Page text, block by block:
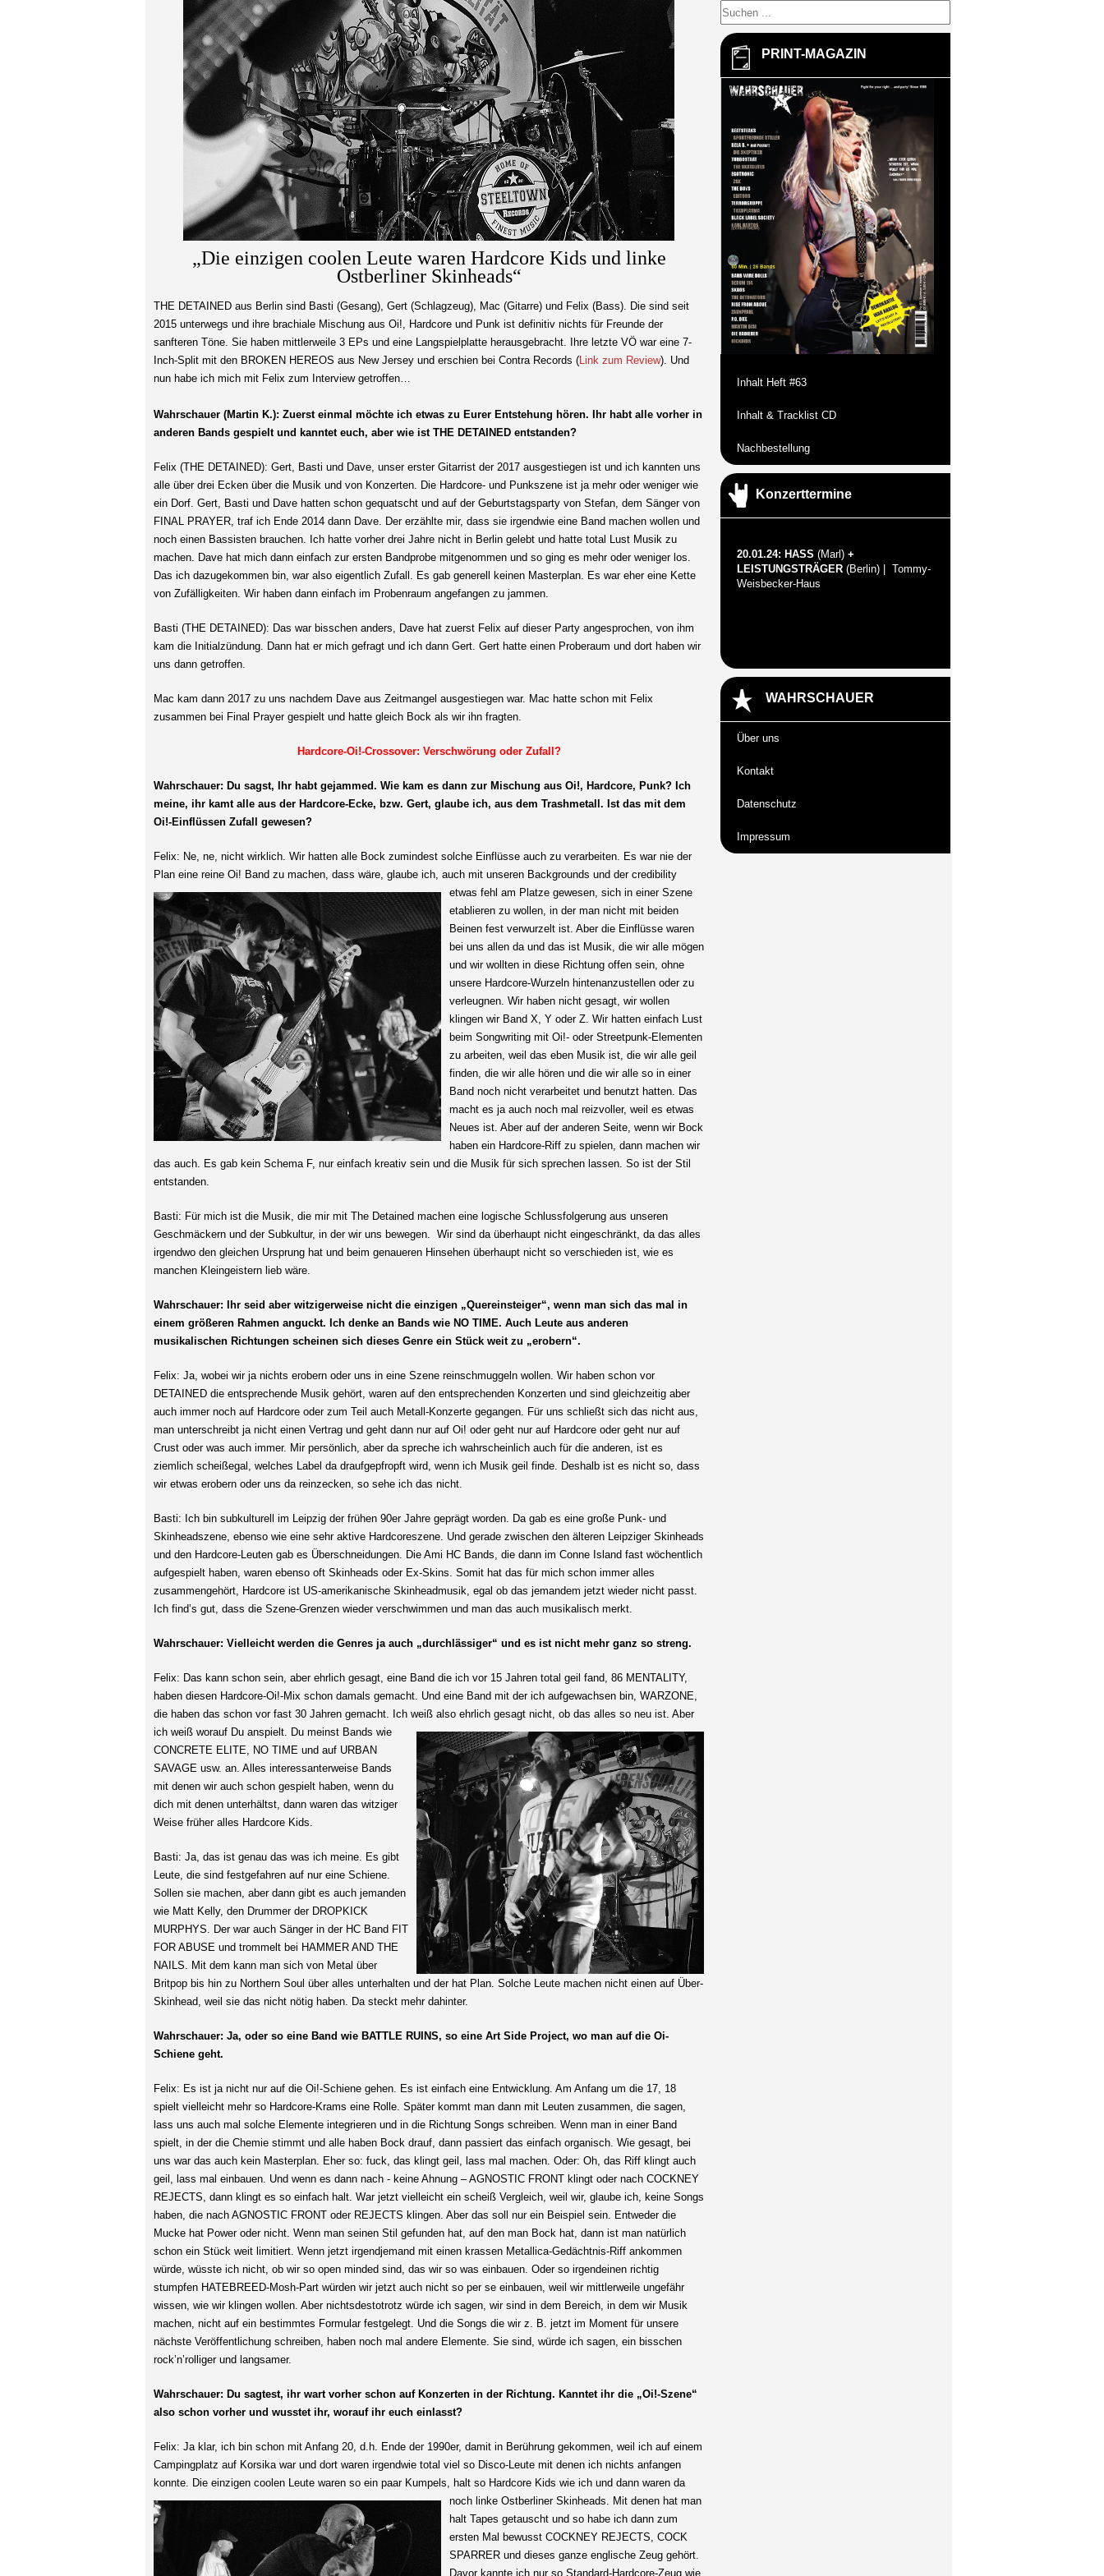
„Die einzigen coolen Leute waren Hardcore Kids und linke
Ostberliner Skinheads“
THE DETAINED aus Berlin sind Basti (Gesang), Gert (Schlagzeug), Mac (Gitarre) und Felix (Bass). Die sind seit
2015 unterwegs und ihre brachiale Mischung aus Oi!, Hardcore und Punk ist definitiv nichts für Freunde der
sanfteren Töne. Sie haben mittlerweile 3 EPs und eine Langspielplatte herausgebracht. Ihre letzte VÖ war eine 7-
Inch-Split mit den BROKEN HEREOS aus New Jersey und erschien bei Contra Records (Link zum Review). Und
nun habe ich mich mit Felix zum Interview getroffen…
Wahrschauer (Martin K.): Zuerst einmal möchte ich etwas zu Eurer Entstehung hören. Ihr habt alle vorher in
anderen Bands gespielt und kanntet euch, aber wie ist THE DETAINED entstanden?
Felix (THE DETAINED): Gert, Basti und Dave, unser erster Gitarrist der 2017 ausgestiegen ist und ich kannten uns
alle über drei Ecken über die Musik und von Konzerten. Die Hardcore- und Punkszene ist ja mehr oder weniger wie
ein Dorf. Gert, Basti und Dave hatten schon gequatscht und auf der Geburtstagsparty von Stefan, dem Sänger von
FINAL PRAYER, traf ich Ende 2014 dann Dave. Der erzählte mir, dass sie irgendwie eine Band machen wollen und
noch einen Bassisten brauchen. Ich hatte vorher drei Jahre nicht in Berlin gelebt und hatte total Lust Musik zu
machen. Dave hat mich dann einfach zur ersten Bandprobe mitgenommen und so ging es mehr oder weniger los.
Das ich dazugekommen bin, war also eigentlich Zufall. Es gab generell keinen Masterplan. Es war eher eine Kette
von Zufälligkeiten. Wir haben dann einfach im Probenraum angefangen zu jammen.
Basti (THE DETAINED): Das war bisschen anders, Dave hat zuerst Felix auf dieser Party angesprochen, von ihm
kam die Initialzündung. Dann hat er mich gefragt und ich dann Gert. Gert hatte einen Proberaum und dort haben wir
uns dann getroffen.
Mac kam dann 2017 zu uns nachdem Dave aus Zeitmangel ausgestiegen war. Mac hatte schon mit Felix
zusammen bei Final Prayer gespielt und hatte gleich Bock als wir ihn fragten.
Hardcore-Oi!-Crossover: Verschwörung oder Zufall?
Wahrschauer: Du sagst, Ihr habt gejammed. Wie kam es dann zur Mischung aus Oi!, Hardcore, Punk? Ich
meine, ihr kamt alle aus der Hardcore-Ecke, bzw. Gert, glaube ich, aus dem Trashmetall. Ist das mit dem
Oi!-Einflüssen Zufall gewesen?
Felix: Ne, ne, nicht wirklich. Wir hatten alle Bock zumindest solche Einflüsse auch zu verarbeiten. Es war nie der
Plan eine reine Oi! Band zu machen, dass wäre, glaube ich, auch mit unseren Backgrounds und der credibility
etwas fehl am Platze gewesen, sich in einer Szene
etablieren zu wollen, in der man nicht mit beiden
Beinen fest verwurzelt ist. Aber die Einflüsse waren
bei uns allen da und das ist Musik, die wir alle mögen
und wir wollten in diese Richtung offen sein, ohne
unsere Hardcore-Wurzeln hintenanzustellen oder zu
verleugnen. Wir haben nicht gesagt, wir wollen
klingen wir Band X, Y oder Z. Wir hatten einfach Lust
beim Songwriting mit Oi!- oder Streetpunk-Elementen
zu arbeiten, weil das eben Musik ist, die wir alle geil
finden, die wir alle hören und die wir alle so in einer
Band noch nicht verarbeitet und benutzt hatten. Das
macht es ja auch noch mal reizvoller, weil es etwas
Neues ist. Aber auf der anderen Seite, wenn wir Bock
haben ein Hardcore-Riff zu spielen, dann machen wir
das auch. Es gab kein Schema F, nur einfach kreativ sein und die Musik für sich sprechen lassen. So ist der Stil
entstanden.
Basti: Für mich ist die Musik, die mir mit The Detained machen eine logische Schlussfolgerung aus unseren
Geschmäckern und der Subkultur, in der wir uns bewegen. Wir sind da überhaupt nicht eingeschränkt, da das alles
irgendwo den gleichen Ursprung hat und beim genaueren Hinsehen überhaupt nicht so verschieden ist, wie es
manchen Kleingeistern lieb wäre.
Wahrschauer: Ihr seid aber witzigerweise nicht die einzigen „Quereinsteiger“, wenn man sich das mal in
einem größeren Rahmen anguckt. Ich denke an Bands wie NO TIME. Auch Leute aus anderen
musikalischen Richtungen scheinen sich dieses Genre ein Stück weit zu „erobern“.
Felix: Ja, wobei wir ja nichts erobern oder uns in eine Szene reinschmuggeln wollen. Wir haben schon vor
DETAINED die entsprechende Musik gehört, waren auf den entsprechenden Konzerten und sind gleichzeitig aber
auch immer noch auf Hardcore oder zum Teil auch Metall-Konzerte gegangen. Für uns schließt sich das nicht aus,
man unterschreibt ja nicht einen Vertrag und geht dann nur auf Oi! oder geht nur auf Hardcore oder geht nur auf
Crust oder was auch immer. Mir persönlich, aber da spreche ich wahrscheinlich auch für die anderen, ist es
ziemlich scheißegal, welches Label da draufgepfropft wird, wenn ich Musik geil finde. Deshalb ist es nicht so, dass
wir etwas erobern oder uns da reinzecken, so sehe ich das nicht.
Basti: Ich bin subkulturell im Leipzig der frühen 90er Jahre geprägt worden. Da gab es eine große Punk- und
Skinheadszene, ebenso wie eine sehr aktive Hardcoreszene. Und gerade zwischen den älteren Leipziger Skinheads
und den Hardcore-Leuten gab es Überschneidungen. Die Ami HC Bands, die dann im Conne Island fast wöchentlich
aufgespielt haben, waren ebenso oft Skinheads oder Ex-Skins. Somit hat das für mich schon immer alles
zusammengehört, Hardcore ist US-amerikanische Skinheadmusik, egal ob das jemandem jetzt wieder nicht passt.
Ich find’s gut, dass die Szene-Grenzen wieder verschwimmen und man das auch musikalisch merkt.
Wahrschauer: Vielleicht werden die Genres ja auch „durchlässiger“ und es ist nicht mehr ganz so streng.
Felix: Das kann schon sein, aber ehrlich gesagt, eine Band die ich vor 15 Jahren total geil fand, 86 MENTALITY,
haben diesen Hardcore-Oi!-Mix schon damals gemacht. Und eine Band mit der ich aufgewachsen bin, WARZONE,
die haben das schon vor fast 30 Jahren gemacht. Ich weiß also ehrlich gesagt nicht, ob das alles so neu ist. Aber
ich weiß worauf Du anspielt. Du meinst Bands wie
CONCRETE ELITE, NO TIME und auf URBAN
SAVAGE usw. an. Alles interessanterweise Bands
mit denen wir auch schon gespielt haben, wenn du
dich mit denen unterhältst, dann waren das witziger
Weise früher alles Hardcore Kids.
Basti: Ja, das ist genau das was ich meine. Es gibt
Leute, die sind festgefahren auf nur eine Schiene.
Sollen sie machen, aber dann gibt es auch jemanden
wie Matt Kelly, den Drummer der DROPKICK
MURPHYS. Der war auch Sänger in der HC Band FIT
FOR ABUSE und trommelt bei HAMMER AND THE
NAILS. Mit dem kann man sich von Metal über
Britpop bis hin zu Northern Soul über alles unterhalten und der hat Plan. Solche Leute machen nicht einen auf Über-
Skinhead, weil sie das nicht nötig haben. Da steckt mehr dahinter.
Wahrschauer: Ja, oder so eine Band wie BATTLE RUINS, so eine Art Side Project, wo man auf die Oi-
Schiene geht.
Felix: Es ist ja nicht nur auf die Oi!-Schiene gehen. Es ist einfach eine Entwicklung. Am Anfang um die 17, 18
spielt vielleicht mehr so Hardcore-Krams eine Rolle. Später kommt man dann mit Leuten zusammen, die sagen,
lass uns auch mal solche Elemente integrieren und in die Richtung Songs schreiben. Wenn man in einer Band
spielt, in der die Chemie stimmt und alle haben Bock drauf, dann passiert das einfach organisch. Wie gesagt, bei
uns war das auch kein Masterplan. Eher so: fuck, das klingt geil, lass mal machen. Oder: Oh, das Riff klingt auch
geil, lass mal einbauen. Und wenn es dann nach - keine Ahnung – AGNOSTIC FRONT klingt oder nach COCKNEY
REJECTS, dann klingt es so einfach halt. War jetzt vielleicht ein scheiß Vergleich, weil wir, glaube ich, keine Songs
haben, die nach AGNOSTIC FRONT oder REJECTS klingen. Aber das soll nur ein Beispiel sein. Entweder die
Mucke hat Power oder nicht. Wenn man seinen Stil gefunden hat, auf den man Bock hat, dann ist man natürlich
schon ein Stück weit limitiert. Wenn jetzt irgendjemand mit einen krassen Metallica-Gedächtnis-Riff ankommen
würde, wüsste ich nicht, ob wir so open minded sind, das wir so was einbauen. Oder so irgendeinen richtig
stumpfen HATEBREED-Mosh-Part würden wir jetzt auch nicht so per se einbauen, weil wir mittlerweile ungefähr
wissen, wie wir klingen wollen. Aber nichtsdestotrotz würde ich sagen, wir sind in dem Bereich, in dem wir Musik
machen, nicht auf ein bestimmtes Formular festgelegt. Und die Songs die wir z. B. jetzt im Moment für unsere
nächste Veröffentlichung schreiben, haben noch mal andere Elemente. Sie sind, würde ich sagen, ein bisschen
rock’n’rolliger und langsamer.
Wahrschauer: Du sagtest, ihr wart vorher schon auf Konzerten in der Richtung. Kanntet ihr die „Oi!-Szene“
also schon vorher und wusstet ihr, worauf ihr euch einlasst?
Felix: Ja klar, ich bin schon mit Anfang 20, d.h. Ende der 1990er, damit in Berührung gekommen, weil ich auf einem
Campingplatz auf Korsika war und dort waren irgendwie total viel so Disco-Leute mit denen ich nichts anfangen
konnte. Die einzigen coolen Leute waren so ein paar Kumpels, halt so Hardcore Kids wie ich und dann waren da
noch linke Ostberliner Skinheads. Mit denen hat man
halt Tapes getauscht und so habe ich dann zum
ersten Mal bewusst COCKNEY REJECTS, COCK
SPARRER und dieses ganze englische Zeug gehört.
Davor kannte ich nur so Standard-Hardcore-Zeug wie
PRINT-MAGAZIN
Inhalt Heft #63
Inhalt & Tracklist CD
Nachbestellung
Konzerttermine
20.01.24: HASS (Marl) +
LEISTUNGSTRÄGER (Berlin) | Tommy-
Weisbecker-Haus
WAHRSCHAUER
Über uns
Kontakt
Datenschutz
Impressum